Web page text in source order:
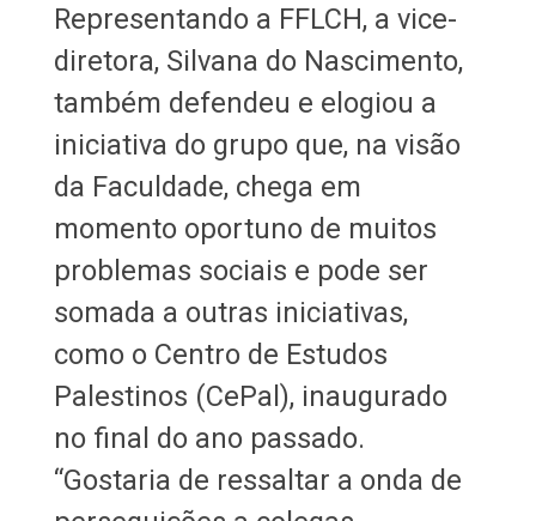
Representando a FFLCH, a vice-
diretora, Silvana do Nascimento,
também defendeu e elogiou a
iniciativa do grupo que, na visão
da Faculdade, chega em
momento oportuno de muitos
problemas sociais e pode ser
somada a outras iniciativas,
como o Centro de Estudos
Palestinos (CePal), inaugurado
no final do ano passado.
“Gostaria de ressaltar a onda de